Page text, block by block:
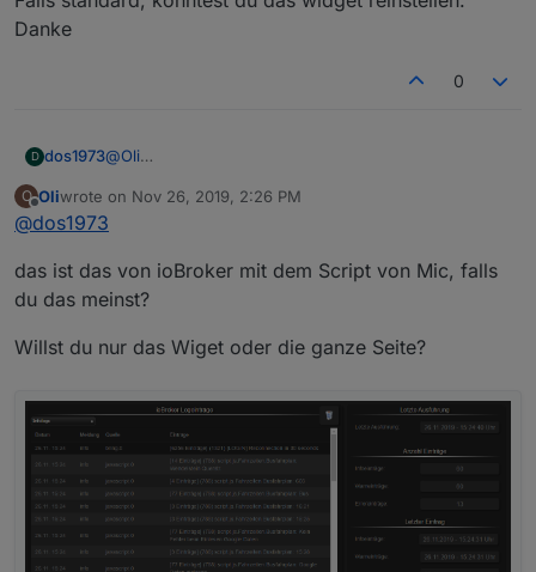
Danke nochmal für die tolle Arbeit.
Danke
0
D dos1973@Oli
Falls standard, könntest du das widget reinstellen.
Danke
O
Offline
Oliwrote on Nov 26, 2019, 2:26 PM
last edited by
@dos1973
das ist das von ioBroker mit dem Script von Mic, falls
du das meinst?
Willst du nur das Wiget oder die ganze Seite?